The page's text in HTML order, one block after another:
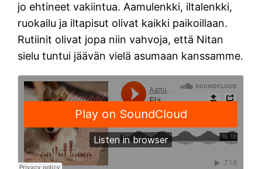
jo ehtineet vakiintua. Aamulenkki, iltalenkki,
ruokailu ja iltapisut olivat kaikki paikoillaan.
Rutiinit olivat jopa niin vahvoja, että Nitan
sielu tuntui jäävän vielä asumaan kanssamme.